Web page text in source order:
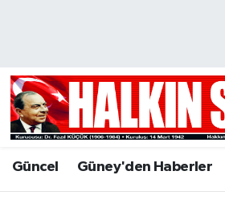
Güncel Güney'den Haberler
Hava Durumu
Trafik Durumu